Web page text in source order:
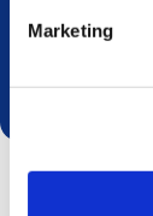
Marketing
Dies